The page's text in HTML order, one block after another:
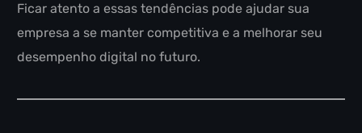
Ficar atento a essas tendências pode ajudar sua
empresa a se manter competitiva e a melhorar seu
desempenho digital no futuro.